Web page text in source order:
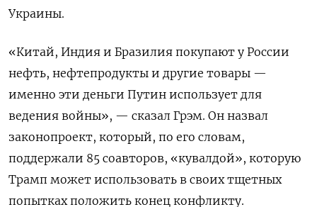
Украины.
«Китай, Индия и Бразилия покупают у России
нефть, нефтепродукты и другие товары —
именно эти деньги Путин использует для
ведения войны», — сказал Грэм. Он назвал
законопроект, который, по его словам,
поддержали 85 соавторов, «кувалдой», которую
Трамп может использовать в своих тщетных
попытках положить конец конфликту.